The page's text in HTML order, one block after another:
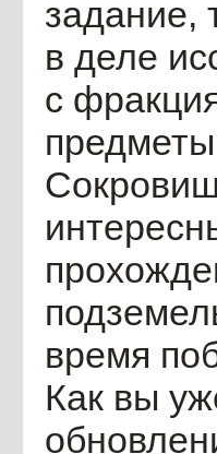
задание,
в деле
с
время
Как вы